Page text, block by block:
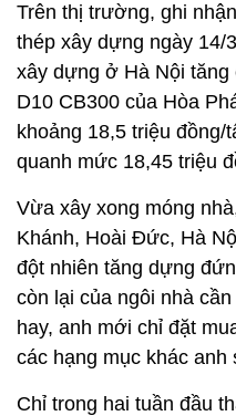
Trên thị trường, ghi
thép xây dựng ngày 14/
xây dựng ở Hà Nội tăng
D10 CB300 của Hòa
khoảng 18,5 triệu đồng/
quanh mức 18,45 triệu
Vừa xây xong móng
Khánh, Hoài Đức, Hà
đột nhiên tăng dựng
còn lại của ngôi nhà
hay, anh mới chỉ đặt
các hạng mục khác
Chỉ trong hai tuần đầu